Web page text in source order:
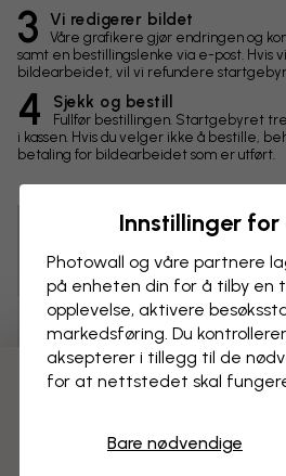
3 Vi redigerer bildet
Våre grafikere gjør endringen og
samt en bestillingslenke via e-post. Hvis
bildearbeidet, vil vi refundere
4 Sjekk og bestill
Fullfør bestillingen. Startgebyret
i kassen. Hvis du velger ikke å bestille,
betaling for bildearbeidet som er utført.
Endringer
Mål
Tips! Du kan klikke på bildet for
skrive en
Innstillinger for
Photowall og våre partnere
på enheten din for å tilby en
opplevelse, aktivere
markedsføring. Du
aksepterer i tillegg til de
for at nettstedet skal
Bare nødvendige